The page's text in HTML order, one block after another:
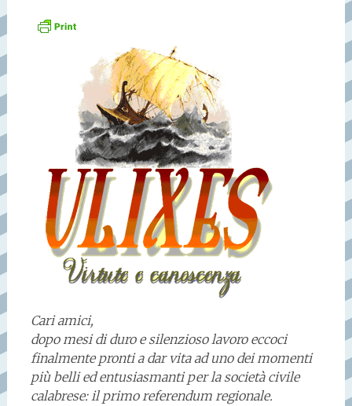
Cari amici,
dopo mesi di duro e silenzioso lavoro eccoci
finalmente pronti a dar vita ad uno dei momenti
più belli ed entusiasmanti per la società civile
calabrese: il primo referendum regionale.